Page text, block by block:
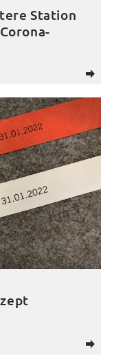
d
Station
d